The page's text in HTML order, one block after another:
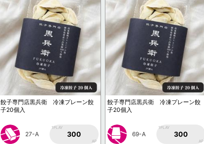
餃子専門店黒兵衛 冷凍プレーン餃
子20個入
27-A
1PLAY
300
AP
餃子専門店黒兵衛 冷凍プレーン餃
子20個入
69-A
1PLAY
300
AP